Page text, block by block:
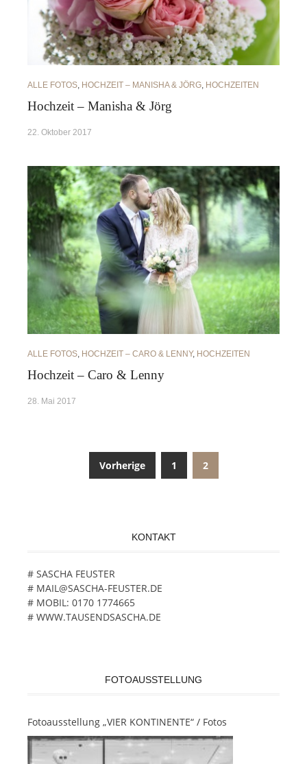
ALLE FOTOS, HOCHZEIT – MANISHA & JÖRG, HOCHZEITEN
Hochzeit – Manisha & Jörg
22. Oktober 2017
ALLE FOTOS, HOCHZEIT – CARO & LENNY, HOCHZEITEN
Hochzeit – Caro & Lenny
28. Mai 2017
Beitragsnavigation
Vorherige 1 2
KONTAKT
# SASCHA FEUSTER
# MAIL@SASCHA-FEUSTER.DE
# MOBIL: 0170 1774665
# WWW.TAUSENDSASCHA.DE
FOTOAUSSTELLUNG
Fotoausstellung „VIER KONTINENTE“ / Fotos